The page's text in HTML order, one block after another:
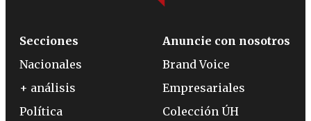
Secciones
Nacionales
+ análisis
Política
Anuncie con nosotros
Brand Voice
Empresariales
Colección ÚH